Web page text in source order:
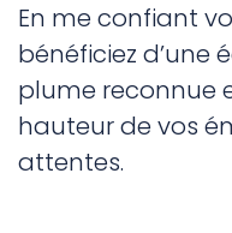
En me confiant
bénéficiez d’une
plume reconnue
hauteur de vos
attentes.